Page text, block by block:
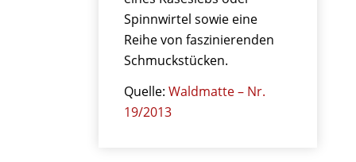
Spinnwirtel sowie eine
Reihe von faszinierenden
Schmuckstücken.
Quelle: Waldmatte – Nr.
19/2013